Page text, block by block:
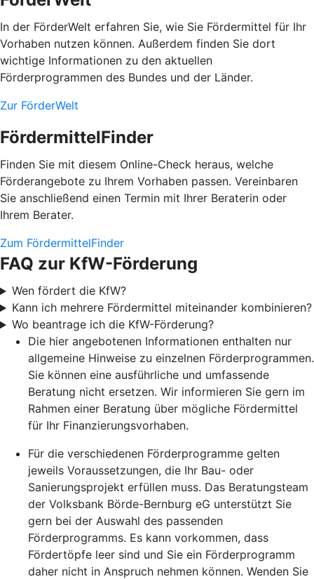
In der FörderWelt erfahren Sie, wie Sie Fördermittel für Ihr
Vorhaben nutzen können. Außerdem finden Sie dort
wichtige Informationen zu den aktuellen
Förderprogrammen des Bundes und der Länder.
Zur FörderWelt
FördermittelFinder
Finden Sie mit diesem Online-Check heraus, welche
Förderangebote zu Ihrem Vorhaben passen. Vereinbaren
Sie anschließend einen Termin mit Ihrer Beraterin oder
Ihrem Berater.
Zum FördermittelFinder
FAQ zur KfW-Förderung
Wen fördert die KfW?
Kann ich mehrere Fördermittel miteinander kombinieren?
Wo beantrage ich die KfW-Förderung?
Die hier angebotenen Informationen enthalten nur
allgemeine Hinweise zu einzelnen Förderprogrammen.
Sie können eine ausführliche und umfassende
Beratung nicht ersetzen. Wir informieren Sie gern im
Rahmen einer Beratung über mögliche Fördermittel
für Ihr Finanzierungsvorhaben.
Für die verschiedenen Förderprogramme gelten
jeweils Voraussetzungen, die Ihr Bau- oder
Sanierungsprojekt erfüllen muss. Das Beratungsteam
der Volksbank Börde-Bernburg eG unterstützt Sie
gern bei der Auswahl des passenden
Förderprogramms. Es kann vorkommen, dass
Fördertöpfe leer sind und Sie ein Förderprogramm
daher nicht in Anspruch nehmen können. Wenden Sie